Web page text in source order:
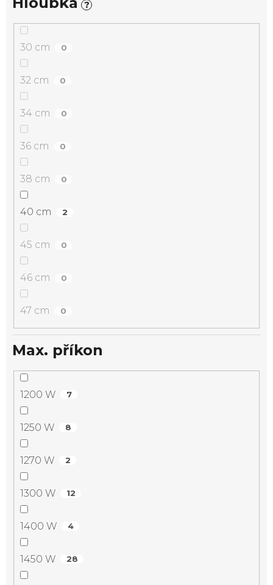
?
30 cm 0
32 cm 0
34 cm 0
36 cm 0
38 cm 0
40 cm 2
45 cm 0
46 cm 0
47 cm 0
Max. příkon
1200 W 7
1250 W 8
1270 W 2
1300 W 12
1400 W 4
1450 W 28